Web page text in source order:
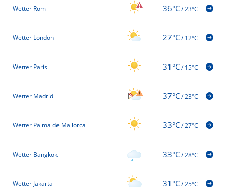
Wetter Rom 36°C/23°C
Wetter London 27°C/12°C
Wetter Paris 31°C/15°C
Wetter Madrid 37°C/23°C
Wetter Palma de Mallorca 33°C/27°C
Wetter Bangkok 33°C/28°C
Wetter Jakarta 31°C/25°C